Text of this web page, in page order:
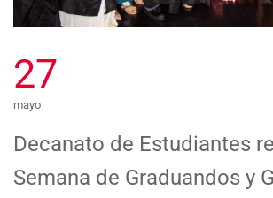
27
mayo
Decanato de Estudiantes
Semana de Graduandos y